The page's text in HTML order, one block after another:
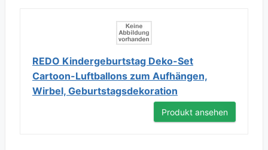
REDO Kindergeburtstag Deko-Set
Cartoon-Luftballons zum Aufhängen,
Wirbel, Geburtstagsdekoration
Produkt ansehen